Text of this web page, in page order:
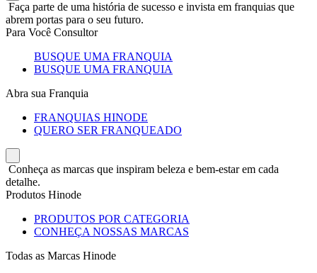
Faça parte de uma história de sucesso e invista em franquias que
abrem portas para o seu futuro.
Para Você Consultor
BUSQUE UMA FRANQUIA
BUSQUE UMA FRANQUIA
Abra sua Franquia
FRANQUIAS HINODE
QUERO SER FRANQUEADO
Conheça as marcas que inspiram beleza e bem-estar em cada
detalhe.
Produtos Hinode
PRODUTOS POR CATEGORIA
CONHEÇA NOSSAS MARCAS
Todas as Marcas Hinode